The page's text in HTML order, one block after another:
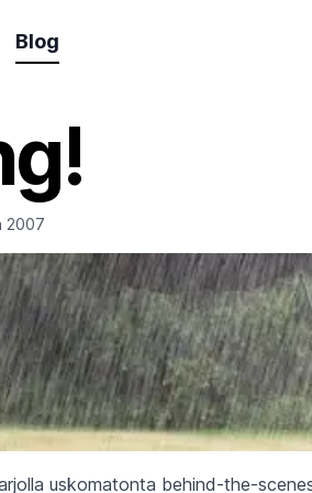
Blog
2007
uskomatonta behind-the-